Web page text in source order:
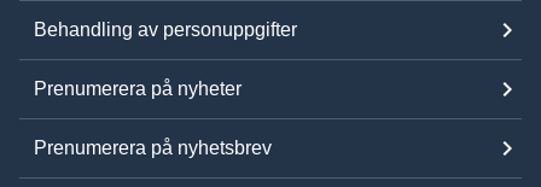
Behandling av personuppgifter
Prenumerera på nyheter
Prenumerera på nyhetsbrev